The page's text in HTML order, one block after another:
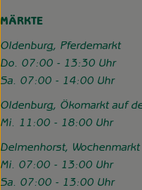
MÄRKTE
Oldenburg, Pferdemarkt
Do. 07:00 - 13:30 Uhr
Sa. 07:00 - 14:00 Uhr
Oldenburg, Ökomarkt auf
Mi. 11:00 - 18:00 Uhr
Delmenhorst, Wochenmarkt
Mi. 07:00 - 13:00 Uhr
Sa. 07:00 - 13:00 Uhr